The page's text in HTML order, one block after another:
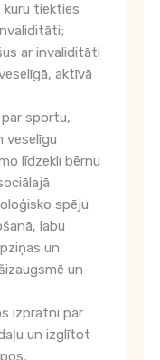
kuru tiekties
ar invaliditāti
aktīvā
sportu,
veselīgu
līdzekli bērnu
spēju
labu
un
un
izpratni par
un izglītot